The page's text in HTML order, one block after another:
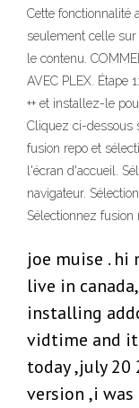
Cette fonctionnalité
seulement celle
le contenu.
AVEC PLEX. Étape
++ et installez-le
Cliquez ci-dessous
fusion repo et
l'écran d'accueil.
navigateur.
Sélectionnez fusion
joe muise . hi
live in
installing
vidtime and
today ,july
version ,i